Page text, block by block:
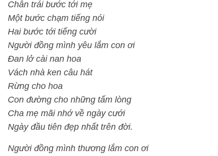
Chân trái bước tới mẹ
Một bước chạm tiếng nói
Hai bước tới tiếng cười
Người đồng mình yêu lắm con ơi
Đan lở cài nan hoa
Vách nhà ken câu hát
Rừng cho hoa
Con đường cho những tấm lòng
Cha mẹ mãi nhớ về ngày cưới
Ngày đầu tiên đẹp nhất trên đời.
Người đồng mình thương lắm con ơi